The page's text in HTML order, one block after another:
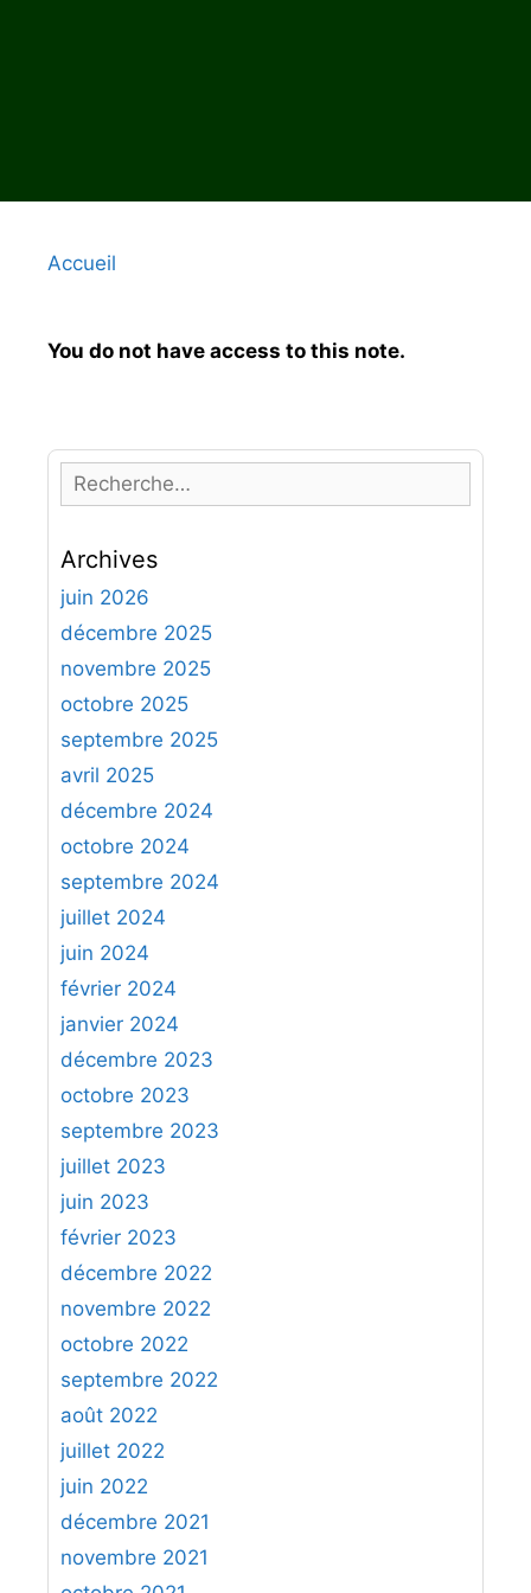
Accueil
You do not have access to this note.
e
h
e
r
h
e
r
:
Archives
juin 2026
décembre 2025
novembre 2025
octobre 2025
septembre 2025
avril 2025
décembre 2024
octobre 2024
septembre 2024
juillet 2024
juin 2024
février 2024
janvier 2024
décembre 2023
octobre 2023
septembre 2023
juillet 2023
juin 2023
février 2023
décembre 2022
novembre 2022
octobre 2022
septembre 2022
août 2022
juillet 2022
juin 2022
décembre 2021
novembre 2021